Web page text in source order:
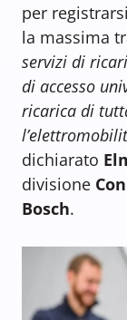
per
la massima
servizi di
di accesso
ricarica di
dichiarato
divisione
Bosch.